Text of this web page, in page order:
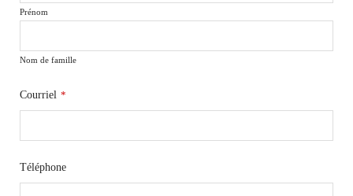
Prénom
Nom de famille
Courriel *
Téléphone